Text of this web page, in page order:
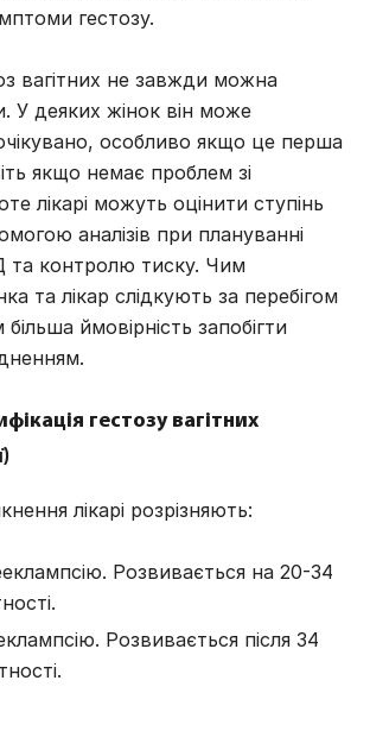
гестозу.
вагітних не завжди можна
У деяких жінок він може
особливо якщо це перша
якщо немає проблем зі
лікарі можуть оцінити ступінь
аналізів при плануванні
та контролю тиску. Чим
та лікар слідкують за перебігом
більша ймовірність запобігти
гестозу вагітних
лікарі розрізняють:
Розвивається на 20-34
Розвивається після 34